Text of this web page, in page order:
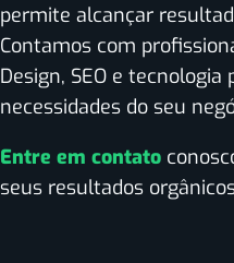
permite alcançar
Contamos com
Design, SEO e
necessidades do seu
Entre em contato
seus resultados